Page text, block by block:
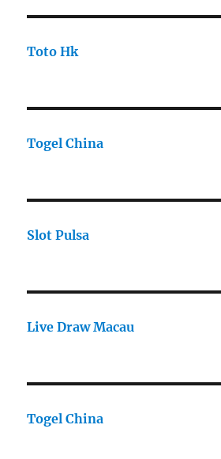
Toto Hk
Togel China
Slot Pulsa
Live Draw Macau
Togel China